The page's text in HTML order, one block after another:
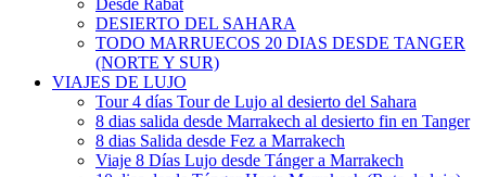
Desde Rabat
DESIERTO DEL SAHARA
TODO MARRUECOS 20 DIAS DESDE TANGER
(NORTE Y SUR)
VIAJES DE LUJO
Tour 4 días Tour de Lujo al desierto del Sahara
8 dias salida desde Marrakech al desierto fin en Tanger
8 dias Salida desde Fez a Marrakech
Viaje 8 Días Lujo desde Tánger a Marrakech